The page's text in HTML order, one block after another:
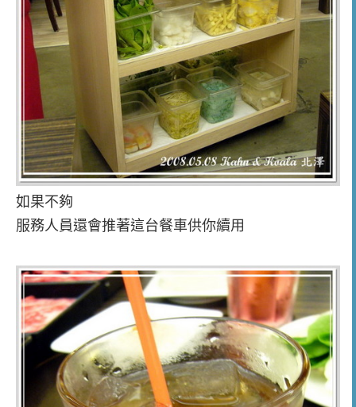
如果不夠
服務人員還會推著這台餐車供你續用